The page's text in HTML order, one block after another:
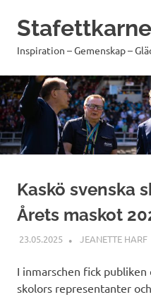
Inspiration – Gemenskap –
Kaskö svenska
Årets maskot
23.05.2025 JEANETTE HARF
I inmarschen fick
skolors representanter